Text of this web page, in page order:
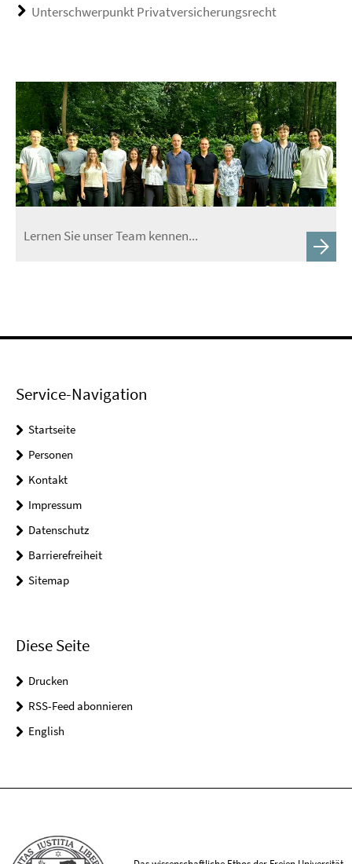
Unterschwerpunkt Privatversicherungsrecht
Lernen Sie unser Team kennen...
Service-Navigation
Startseite
Personen
Kontakt
Impressum
Datenschutz
Barrierefreiheit
Sitemap
Diese Seite
Drucken
RSS-Feed abonnieren
English